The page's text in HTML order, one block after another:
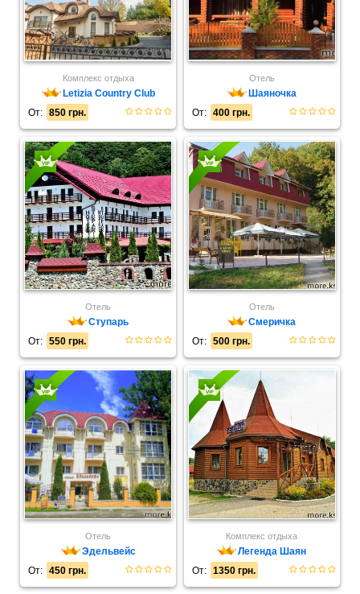
Комплекс отдыха
Letizia Country Club
От:
850 грн.
Отель
Шаяночка
От:
400 грн.
Отель
Ступарь
От:
550 грн.
Отель
Смеричка
От:
500 грн.
Отель
Эдельвейс
От:
450 грн.
Комплекс отдыха
Легенда Шаян
От:
1350 грн.